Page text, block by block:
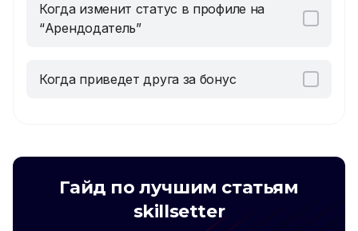
Когда изменит статус в профиле на
“Арендодатель”
Когда приведет друга за бонус
Гайд по лучшим статьям
skillsetter